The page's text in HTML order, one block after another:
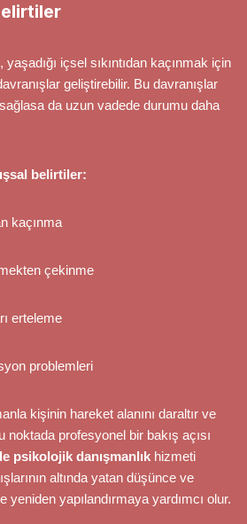
içsel sıkıntıdan kaçınmak için
geliştirebilir. Bu davranışlar
da uzun vadede durumu daha
belirtiler:
kaçınma
çekinme
erteleme
problemleri
kişinin hareket alanını daraltır ve
profesyonel bir bakış açısı
psikolojik danışmanlık hizmeti
altında yatan düşünce ve
yeniden yapılandırmaya yardımcı olur.